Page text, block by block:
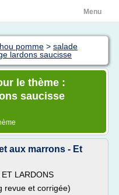
Menu
pomme > salade
lardons saucisse
le thème :
saucisse
aux marrons - Et
LARDONS
revue et corrigée)